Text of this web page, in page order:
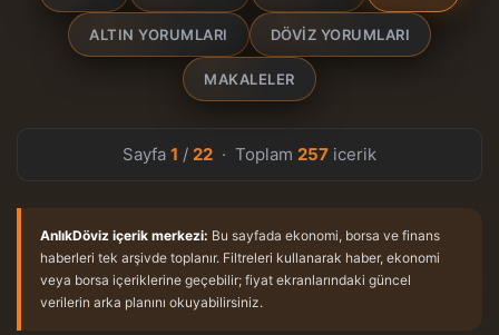
ALTIN YORUMLARI DÖVIZ YORUMLARI
MAKALELER
Sayfa 1 / 22 · Toplam 257 icerik
AnlıkDöviz içerik merkezi: Bu sayfada ekonomi, borsa ve finans
haberleri tek arşivde toplanır. Filtreleri kullanarak haber, ekonomi
veya borsa içeriklerine geçebilir; fiyat ekranlarındaki güncel
verilerin arka planını okuyabilirsiniz.